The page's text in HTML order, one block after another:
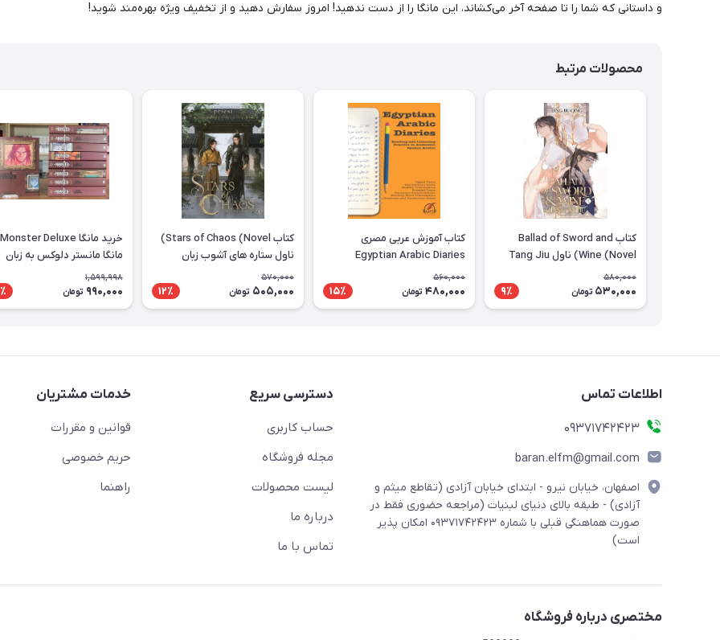
و داستانی که شما را تا صفحه آخر می‌کشاند، این مانگا را از دست ندهید! امروز سفارش دهید و از تخفیف ویژه بهره‌مند شوید!
محصولات مرتبط
کتاب Ballad of Sword and
Wine (Novel) ناول Tang Jiu
580,000
530,000 تومان 9٪
کتاب آموزش عربی مصری
Egyptian Arabic Diaries
Reading and Listening
Practice in Authentic
Spoken Arabic
560,000
480,000 تومان 15٪
کتاب Stars of Chaos (Novel)
ناول ستاره های آشوب زبان
انگلیسی
570,000
505,000 تومان 12٪
خرید مانگا Monster Deluxe
مانگا مانستر دلوکس به زبان
انگلیسی 9 جلدی
1,599,998
990,000 تومان
اطلاعات تماس
09371742423
baran.elfm@gmail.com
اصفهان، خیابان نیرو - ابتدای خیابان آزادی (تقاطع میثم و
آزادی) - طبقه بالای دنیای لبنیات (مراجعه حضوری فقط در
صورت هماهنگی قبلی با شماره ۰۹۳۷۱۷۴۲۴۲۳ امکان پذیر
است)
دسترسی سریع
حساب کاربری
مجله فروشگاه
لیست محصولات
درباره ما
تماس با ما
خدمات مشتریان
قوانین و مقررات
حریم خصوصی
راهنما
مختصری درباره فروشگاه